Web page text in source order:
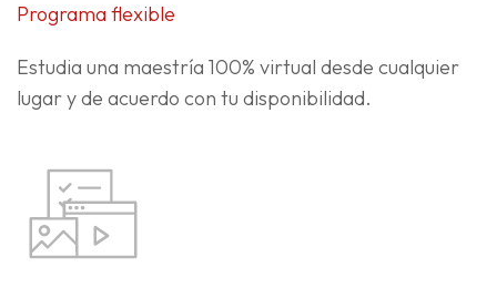
Programa flexible
Estudia una maestría 100% virtual desde cualquier
lugar y de acuerdo con tu disponibilidad.